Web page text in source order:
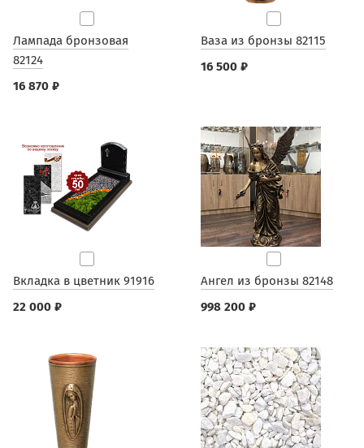
Лампада бронзовая
82124
16 870 ₽
Ваза из бронзы 82115
16 500 ₽
Вкладка в цветник 91916
22 000 ₽
Ангел из бронзы 82148
998 200 ₽